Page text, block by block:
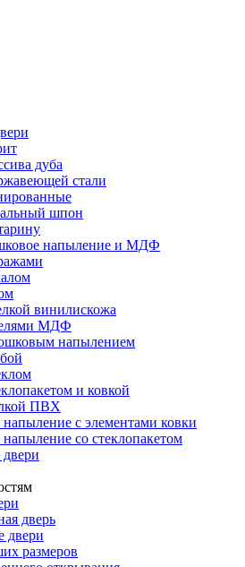
дуба
стали
шпон
напыление и МДФ
винилискожа
МДФ
напылением
и ковкой
ПВХ
с элементами ковки
со стеклопакетом
дверь
двери
размеров